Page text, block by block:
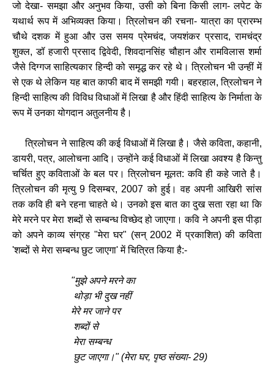
जो देखा- समझा और अनुभव किया, उसी को बिना किसी लाग- लपेट के
यथार्थ रूप में अभिव्यक्त किया। त्रिलोचन की रचना- यात्रा का प्रारम्भ
चौथे दशक में हुआ और उस समय प्रेमचंद, जयशंकर प्रसाद, रामचंद्र
शुक्ल, डॉ हजारी प्रसाद द्विवेदी, शिवदानसिंह चौहान और रामविलास शर्मा
जैसे दिग्गज साहित्यकार हिन्दी को समृद्ध कर रहे थे। त्रिलोचन भी उन्हीं में
से एक थे लेकिन यह बात काफी बाद में समझी गयी। बहरहाल, त्रिलोचन ने
हिन्दी साहित्य की विविध विधाओं में लिखा है और हिंदी साहित्य के निर्माता के
रूप में उनका योगदान अतुलनीय है।
त्रिलोचन ने साहित्य की कई विधाओं में लिखा है। जैसे कविता, कहानी,
डायरी, पत्र, आलोचना आदि। उन्होंने कई विधाओं में लिखा अवश्य है किन्तु
चर्चित हुए कविताओं के बल पर। त्रिलोचन मूलत: कवि ही कहे जाते है।
त्रिलोचन की मृत्यु 9 दिसम्बर, 2007 को हुई। वह अपनी आखिरी सांस
तक कवि ही बने रहना चाहते थे। उनको इस बात का दुख सता रहा था कि
मेरे मरने पर मेरा शब्दों से सम्बन्ध विच्छेद हो जाएगा। कवि ने अपनी इस पीड़ा
को अपने काव्य संग्रह "मेरा घर" (सन् 2002 में प्रकाशित) की कविता
'शब्दों से मेरा सम्बन्ध छुट जाएगा' में चित्रित किया है:-
"मुझे अपने मरने का
थोड़ा भी दुख नहीं
मेरे मर जाने पर
शब्दों से
मेरा सम्बन्ध
छुट जाएगा।" (मेरा घर, पृष्ठ संख्या- 29)